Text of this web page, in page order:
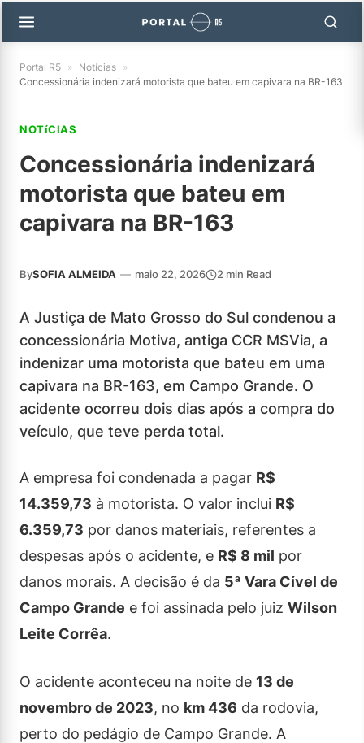
Portal R5 » Notícias »
Concessionária indenizará motorista que bateu em capivara na BR-163
NOTíCIAS
Concessionária indenizará
motorista que bateu em
capivara na BR-163
BySOFIA ALMEIDA — maio 22, 2026 2 min Read
A Justiça de Mato Grosso do Sul condenou a
concessionária Motiva, antiga CCR MSVia, a
indenizar uma motorista que bateu em uma
capivara na BR-163, em Campo Grande. O
acidente ocorreu dois dias após a compra do
veículo, que teve perda total.
A empresa foi condenada a pagar R$
14.359,73 à motorista. O valor inclui R$
6.359,73 por danos materiais, referentes a
despesas após o acidente, e R$ 8 mil por
danos morais. A decisão é da 5ª Vara Cível de
Campo Grande e foi assinada pelo juiz Wilson
Leite Corrêa.
O acidente aconteceu na noite de 13 de
novembro de 2023, no km 436 da rodovia,
perto do pedágio de Campo Grande. A